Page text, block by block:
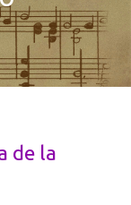
de la